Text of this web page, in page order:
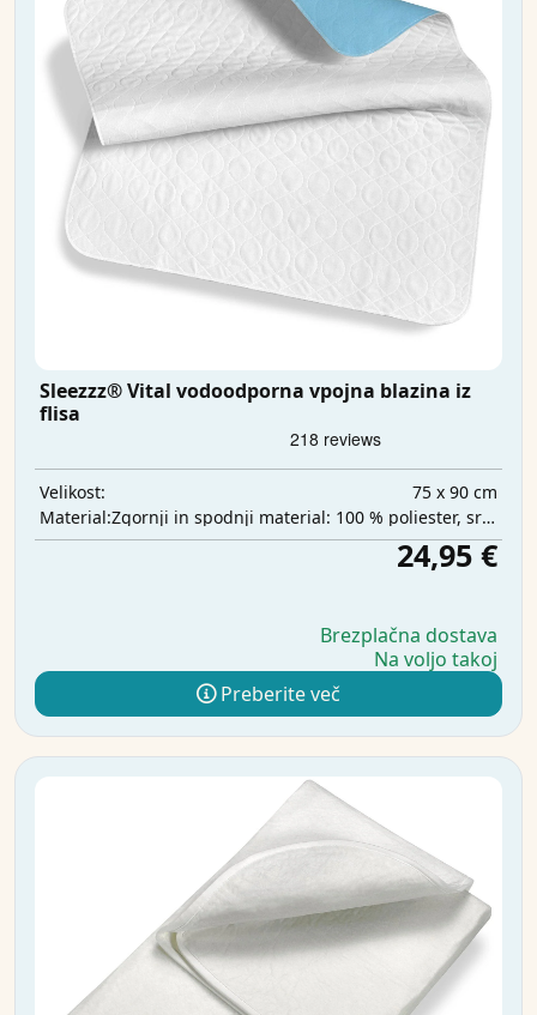
Sleezzz® Vital vodoodporna vpojna blazina iz
flisa
Velikost:
75 x 90 cm
Material:
Zgornji in spodnji material: 100 % poliester, srednji sloj: 100 % poliuretan, vpojni sloj: 100 % poliester
24,95 €
Brezplačna dostava
Na voljo takoj
Preberite več